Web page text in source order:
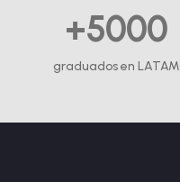
+5000
graduados en LATAM